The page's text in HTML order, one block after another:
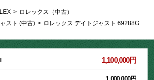
> ロレックス（中古）
スト (中古) > ロレックス デイトジャスト 69288G
1,100,000円